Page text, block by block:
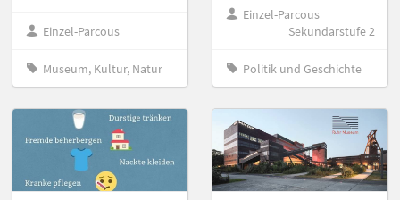
Einzel-Parcous
Museum, Kultur, Natur
Einzel-Parcous
Sekundarstufe 2
Politik und Geschichte